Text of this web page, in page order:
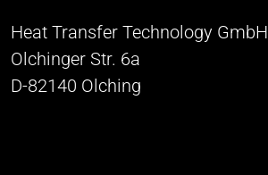
Heat Transfer Technology GmbH
Olchinger Str. 6a
D-82140 Olching